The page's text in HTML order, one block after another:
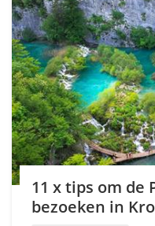
11 x tips om de
bezoeken in